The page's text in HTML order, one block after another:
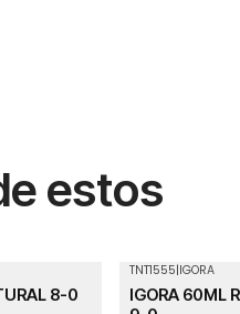
estos
8-0
TNT1555|IGORA
IGORA 60ML